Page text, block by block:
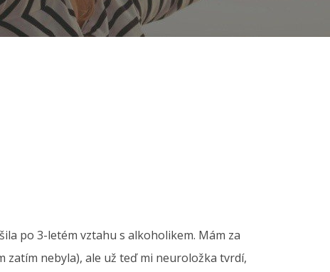
po 3-letém vztahu s alkoholikem. Mám za
zatím nebyla), ale už teď mi neuroložka tvrdí,